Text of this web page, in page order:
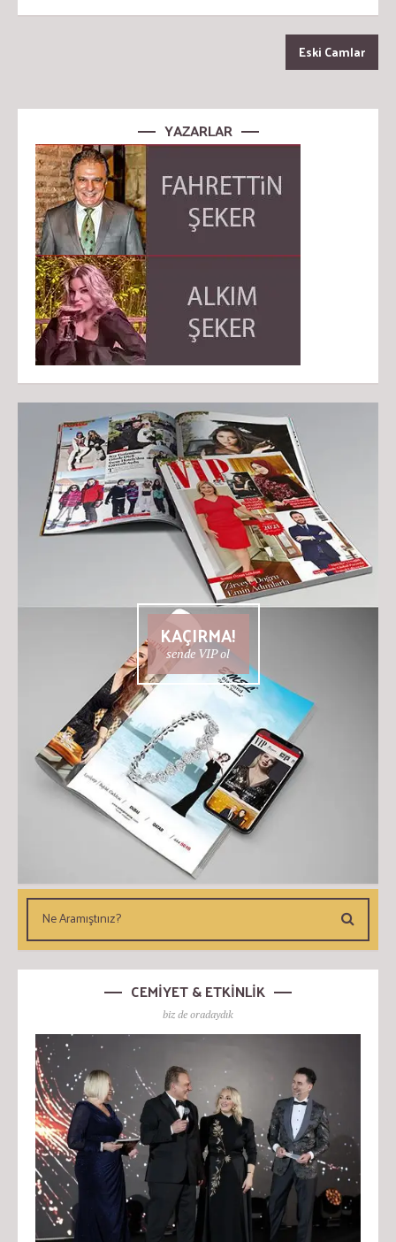
Eski Camlar
YAZARLAR
KAÇIRMA!
sende VIP ol
CEMİYET & ETKİNLİK
biz de oradaydık